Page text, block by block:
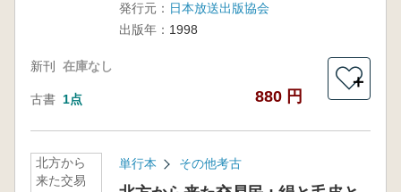
発行元： 日本放送出版協会
出版年： 1998
新刊 在庫なし
古書 1点 880 円
＋
北方から
来た交易
単行本 その他考古